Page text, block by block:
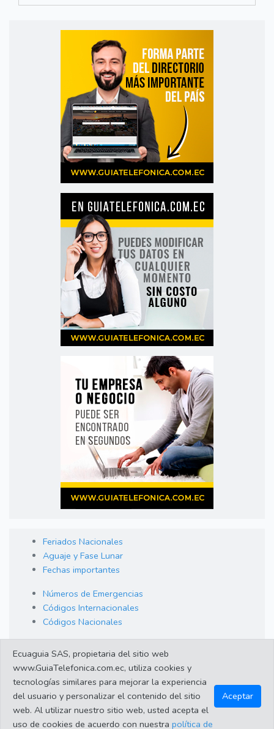
Feriados Nacionales
Aguaje y Fase Lunar
Fechas importantes
Números de Emergencias
Códigos Internacionales
Códigos Nacionales
Cambio de Divisas
Enlaces de interes
©2023 Guiatelefonica.com.ec una empresa 100% ecuatoriana.
Ecuaguia SAS, propietaria del sitio web
www.GuiaTelefonica.com.ec, utiliza cookies y
tecnologías similares para mejorar la experiencia
del usuario y personalizar el contenido del sitio
web. Al utilizar nuestro sitio web, usted acepta el
uso de cookies de acuerdo con nuestra política de
Aceptar